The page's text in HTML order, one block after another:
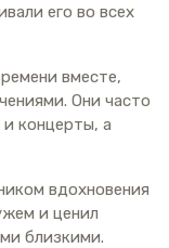
его во всех
вместе,
Они часто
концерты, а
вдохновения
и ценил
близкими.